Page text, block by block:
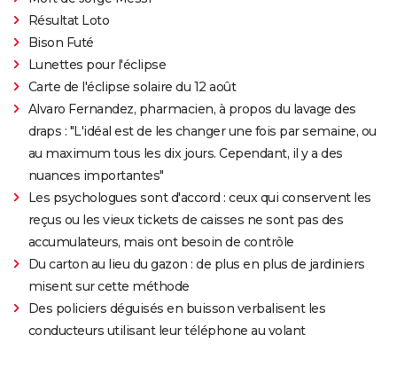
Résultat Loto
Bison Futé
Lunettes pour l'éclipse
Carte de l'éclipse solaire du 12 août
Alvaro Fernandez, pharmacien, à propos du lavage des
draps : "L'idéal est de les changer une fois par semaine, ou
au maximum tous les dix jours. Cependant, il y a des
nuances importantes"
Les psychologues sont d'accord : ceux qui conservent les
reçus ou les vieux tickets de caisses ne sont pas des
accumulateurs, mais ont besoin de contrôle
Du carton au lieu du gazon : de plus en plus de jardiniers
misent sur cette méthode
Des policiers déguisés en buisson verbalisent les
conducteurs utilisant leur téléphone au volant